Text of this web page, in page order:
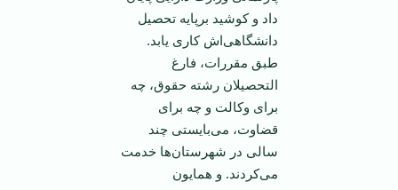
داد و کوشید برپایه تحصیل
دانشگاهی‌اش کاری یابد.
طبق مقررات، فارغ
التحصیلان رشته حقوق، چه
برای وکالت و چه برای
قضاوت، می‌بایستی چند
سالی در شهرستان‌ها خدمت
می‌کردند. و همایون